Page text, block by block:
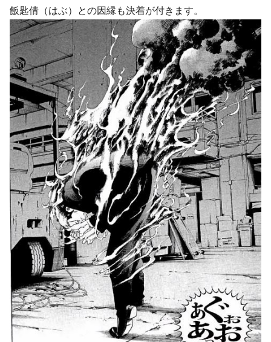
飯匙倩（はぶ）との因縁も決着が付きます。